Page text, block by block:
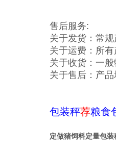
售后服务:
关于发货：常
关于运费：所
关于收货：一
关于售后：产
包装秤荐粮食
定做猪饲料定量包